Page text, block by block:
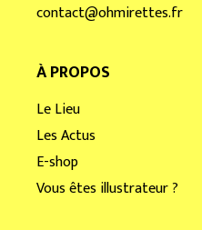
contact@ohmirettes.fr
À PROPOS
Le Lieu
Les Actus
E-shop
Vous êtes illustrateur ?